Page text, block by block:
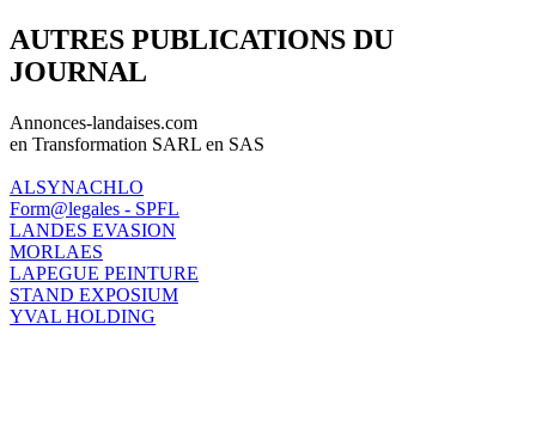
AUTRES PUBLICATIONS DU
JOURNAL
Annonces-landaises.com
en Transformation SARL en SAS
ALSYNACHLO
Form@legales - SPFL
LANDES EVASION
MORLAES
LAPEGUE PEINTURE
STAND EXPOSIUM
YVAL HOLDING